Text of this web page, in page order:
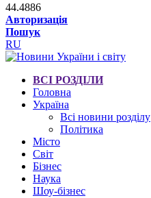
44.4886
Авторизація
Пошук
RU
ВСІ РОЗДІЛИ
Головна
Україна
Всі новини розділу
Політика
Місто
Світ
Бізнес
Наука
Шоу-бізнес